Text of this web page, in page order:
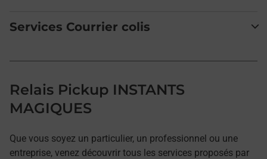
Services Courrier colis
Relais Pickup INSTANTS
MAGIQUES
Que vous soyez un particulier, un professionnel ou une
entreprise, venez découvrir tous les services proposés par